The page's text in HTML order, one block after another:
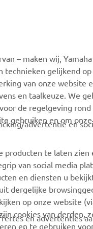
Webshop
maken
Vind een
– maken wij,
gelijkend
van onze website
en taalkeuze. We
de regelgeving
gebruiken en om
advertentie en
te laten zien
van social media
en diensten u
dergelijke
op onze website
cookies van derden,
en te gebruiken
en advertenties